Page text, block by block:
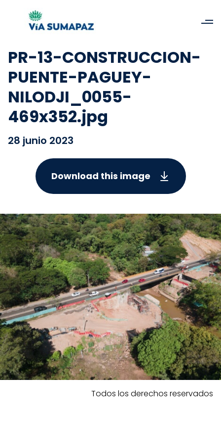
PR-13-CONSTRUCCION-
PUENTE-PAGUEY-
NILODJI_0055-
469x352.jpg
28 junio 2023
Download this image
Todos los derechos reservados